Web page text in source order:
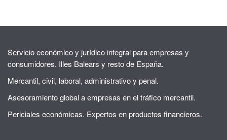
Servicio económico y jurídico integral para empresas y
consumidores. Illes Balears y resto de España.
Mercantil, civil, laboral, administrativo y penal.
Asesoramiento global a empresas en el tráfico mercantil.
Periciales económicas. Expertos en productos financieros.